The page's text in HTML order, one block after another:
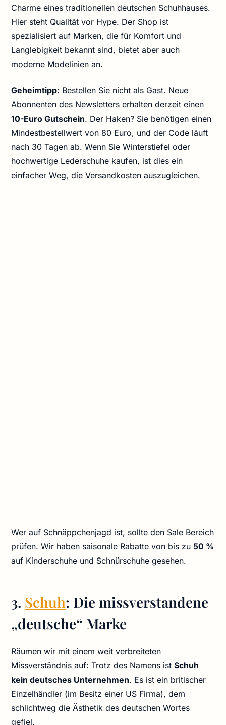
Charme eines traditionellen deutschen Schuhhauses.
Hier steht Qualität vor Hype. Der Shop ist
spezialisiert auf Marken, die für Komfort und
Langlebigkeit bekannt sind, bietet aber auch
moderne Modelinien an.
Geheimtipp: Bestellen Sie nicht als Gast. Neue
Abonnenten des Newsletters erhalten derzeit einen
10-Euro Gutschein. Der Haken? Sie benötigen einen
Mindestbestellwert von 80 Euro, und der Code läuft
nach 30 Tagen ab. Wenn Sie Winterstiefel oder
hochwertige Lederschuhe kaufen, ist dies ein
einfacher Weg, die Versandkosten auszugleichen.
Wer auf Schnäppchenjagd ist, sollte den Sale Bereich
prüfen. Wir haben saisonale Rabatte von bis zu50 %
auf Kinderschuhe und Schnürschuhe gesehen.
3. Schuh: Die missverstandene
„deutsche“ Marke
Räumen wir mit einem weit verbreiteten
Missverständnis auf: Trotz des Namens istSchuh
kein deutsches Unternehmen. Es ist ein britischer
Einzelhändler (im Besitz einer US Firma), dem
schlichtweg die Ästhetik des deutschen Wortes
gefiel.